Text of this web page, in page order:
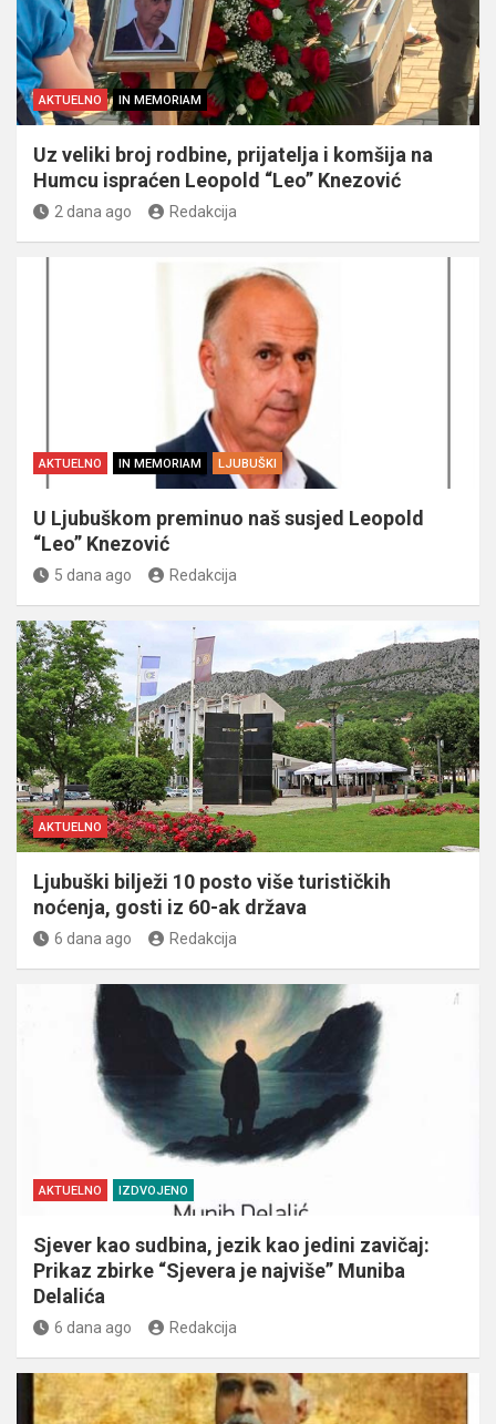
AKTUELNO IN MEMORIAM
Uz veliki broj rodbine, prijatelja i komšija na
Humcu ispraćen Leopold “Leo” Knezović
2 dana ago Redakcija
AKTUELNO IN MEMORIAM LJUBUŠKI
U Ljubuškom preminuo naš susjed Leopold
“Leo” Knezović
5 dana ago Redakcija
AKTUELNO
Ljubuški bilježi 10 posto više turističkih
noćenja, gosti iz 60-ak država
6 dana ago Redakcija
AKTUELNO IZDVOJENO
Sjever kao sudbina, jezik kao jedini zavičaj:
Prikaz zbirke “Sjevera je najviše” Muniba
Delalića
6 dana ago Redakcija